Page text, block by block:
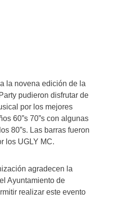
la novena edición de la
pudieron disfrutar de
por los mejores
60”s 70”s con algunas
80”s. Las barras fueron
los UGLY MC.
agradecen la
Ayuntamiento de
realizar este evento